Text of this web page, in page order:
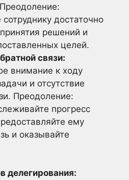
сотруднику достаточно
решений и
целей.
связи:
внимание к ходу
и отсутствие
Преодоление:
прогресс
ему
и оказывайте
делегирования: